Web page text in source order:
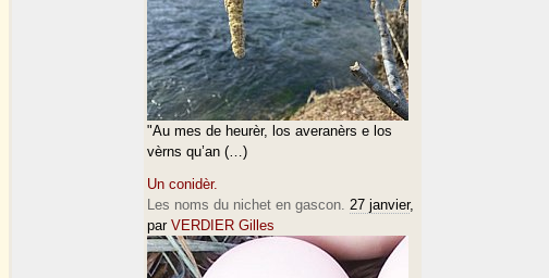
"Au mes de heurèr, los averanèrs e los
vèrns qu’an (…)
Un conidèr.
Les noms du nichet en gascon. 27 janvier,
par VERDIER Gilles